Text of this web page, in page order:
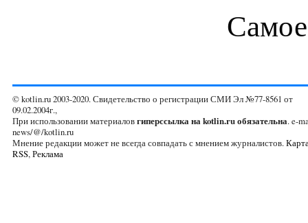
© kotlin.ru 2003-2020. Свидетельство о регистрации СМИ Эл №77-8561 от
09.02.2004г.,
При использовании материаловгиперссылка на kotlin.ru обязательна. e-
news/@/kotlin.ru
Мнение редакции может не всегда совпадать с мнением журналистов.
RSS,Реклама